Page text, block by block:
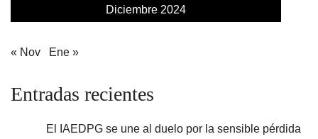
Diciembre 2024
« Nov Ene »
Entradas recientes
El IAEDPG se une al duelo por la sensible pérdida